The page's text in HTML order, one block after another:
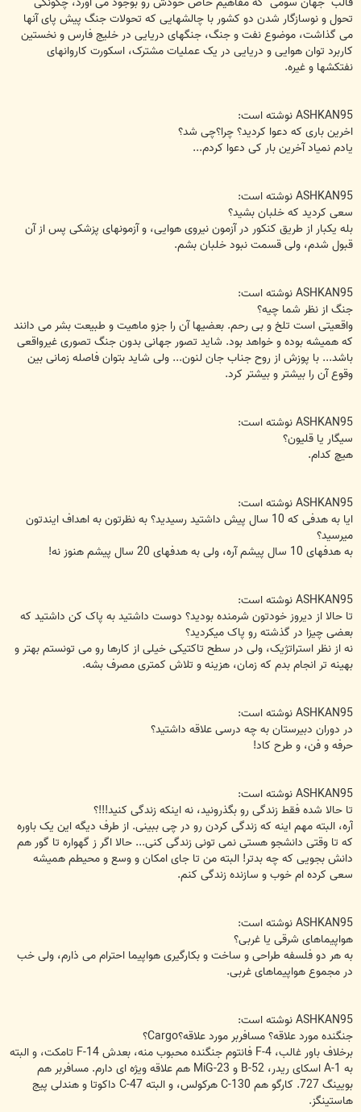
تحول و نوسازگار شدن دو کشور با چالشهایی که تحولات جنگ پیش پای آنها
می گذاشت، موضوع نفت و جنگ، جنگهای دریایی در خلیج فارس و نخستین
کاربرد توان هوایی و دریایی در یک عملیات مشترک، اسکورت کاروانهای
نفتکشها و غیره.
ASHKAN95 نوشته است:
اخرین باری که دعوا کردید؟ چرا؟چی شد؟
یادم نمیاد آخرین بار کی دعوا کردم...
ASHKAN95 نوشته است:
سعی کردید که خلبان بشید؟
بله یکبار از طریق کنکور در آزمون نیروی هوایی، و آزمونهای پزشکی پس از آن
قبول شدم، ولی قسمت نبود خلبان بشم.
ASHKAN95 نوشته است:
جنگ از نظر شما چیه؟
واقعیتی است تلخ و بی رحم. بعضیها آن را جزو ماهیت و طبیعت بشر می دانند
که همیشه بوده و خواهد بود. شاید تصور جهانی بدون جنگ تصوری غیرواقعی
باشد... با پوزش از روح جناب جان لنون... ولی شاید بتوان فاصله زمانی بین
وقوع آن را بیشتر و بیشتر کرد.
ASHKAN95 نوشته است:
سیگار یا قلیون؟
هیچ کدام.
ASHKAN95 نوشته است:
ایا به هدفی که 10 سال پیش داشتید رسیدید؟ به نظرتون به اهداف ایندتون
میرسید؟
به هدفهای 10 سال پیشم آره، ولی به هدفهای 20 سال پیشم هنوز نه!
ASHKAN95 نوشته است:
تا حالا از دیروز خودتون شرمنده بودید؟ دوست داشتید به پاک کن داشتید که
بعضی چیزا در گذشته رو پاک میکردید؟
نه از نظر استراتژیک، ولی در سطح تاکتیکی خیلی از کارها رو می تونستم بهتر و
بهینه تر انجام بدم که زمان، هزینه و تلاش کمتری مصرف بشه.
ASHKAN95 نوشته است:
در دوران دبیرستان به چه درسی علاقه داشتید؟
حرفه و فن، و طرح کاد!
ASHKAN95 نوشته است:
تا حالا شده فقط زندگی رو بگذرونید، نه اینکه زندگی کنید!!!؟
آره، البته مهم اینه که زندگی کردن رو در چی ببینی. از طرف دیگه این یک باوره
که تا وقتی دانشجو هستی نمی تونی زندگی کنی... حالا اگر ز گهواره تا گور هم
دانش بجویی که چه بدتر! البته من تا جای امکان و وسع و محیطم همیشه
سعی کرده ام خوب و سازنده زندگی کنم.
ASHKAN95 نوشته است:
هواپیماهای شرقی یا غربی؟
به هر دو فلسفه طراحی و ساخت و بکارگیری هواپیما احترام می ذارم، ولی خب
در مجموع هواپیماهای غربی.
ASHKAN95 نوشته است:
جنگنده مورد علاقه؟ مسافربر مورد علاقه؟Cargo؟
برخلاف باور غالب، F-4 فانتوم جنگنده محبوب منه، بعدش F-14 تامکت، و البته
به A-1 اسکای ریدر، B-52 و MiG-23 هم علاقه ویژه ای دارم. مسافربر هم
بویینگ 727. کارگو هم C-130 هرکولس، و البته C-47 داکوتا و هندلی پیج
هاستینگز.